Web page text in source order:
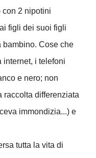
con 2 nipotini
figli dei suoi figli
bambino. Cose che
internet, i telefoni
e nero; non
raccolta differenziata
immondizia...) e
tutta la vita di